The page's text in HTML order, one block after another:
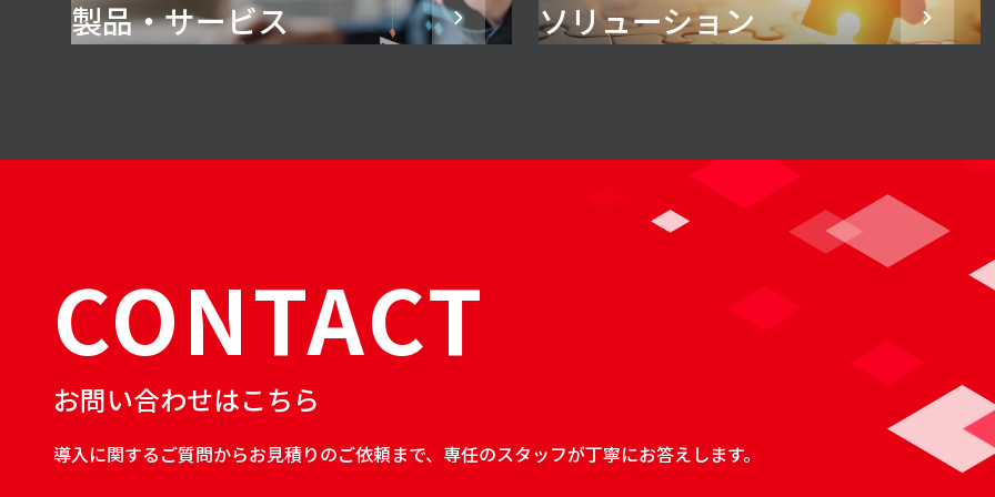
製品・サービス ソリューション
CONTACT
お問い合わせはこちら
導入に関するご質問からお見積りのご依頼まで、専任のスタッフが丁寧にお答えします。